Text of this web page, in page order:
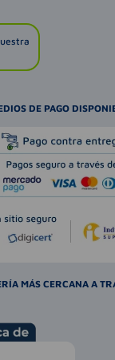
DE PAGO
MÁS CERCANA A